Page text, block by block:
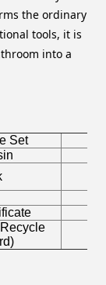
the ordinary
tools, it is
into a
Set